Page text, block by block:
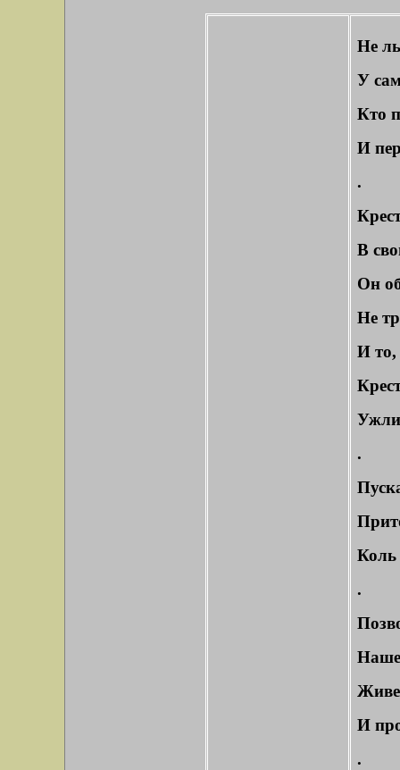
Не
У
Кто
И
.
В
Он
Не
И то,
Ужли
.
Коль
.
И
.